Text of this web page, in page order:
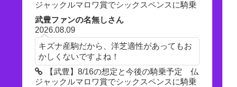
ジャックルマロワ賞でシックスペンスに騎乗
武豊ファンの名無しさん
2026.08.09
キズナ産駒だから、洋芝適性があってもお
かしくないですよね！
【武豊】8/16の想定と今後の騎乗予定 仏
ジャックルマロワ賞でシックスペンスに騎乗